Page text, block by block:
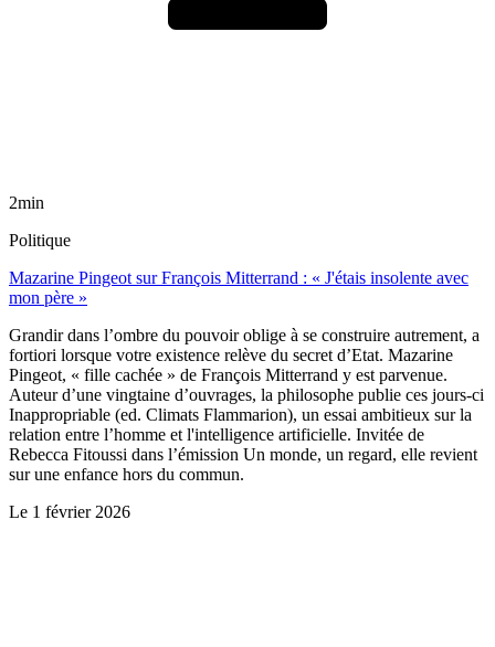
2min
Politique
Mazarine Pingeot sur François Mitterrand : « J'étais insolente avec
mon père »
Grandir dans l’ombre du pouvoir oblige à se construire autrement, a
fortiori lorsque votre existence relève du secret d’Etat. Mazarine
Pingeot, « fille cachée » de François Mitterrand y est parvenue.
Auteur d’une vingtaine d’ouvrages, la philosophe publie ces jours-ci
Inappropriable (ed. Climats Flammarion), un essai ambitieux sur la
relation entre l’homme et l'intelligence artificielle. Invitée de
Rebecca Fitoussi dans l’émission Un monde, un regard, elle revient
sur une enfance hors du commun.
Le 1 février 2026